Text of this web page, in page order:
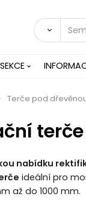
Terče pod
nabídku
ideální pro
až do 1000 mm.